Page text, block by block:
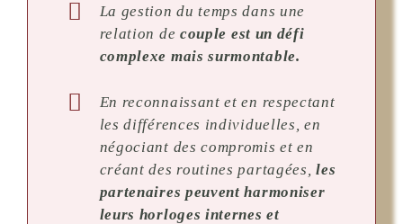
La gestion du temps dans une
relation de couple est un défi
complexe mais surmontable.
En reconnaissant et en respectant
les différences individuelles, en
négociant des compromis et en
créant des routines partagées, les
partenaires peuvent harmoniser
leurs horloges internes et